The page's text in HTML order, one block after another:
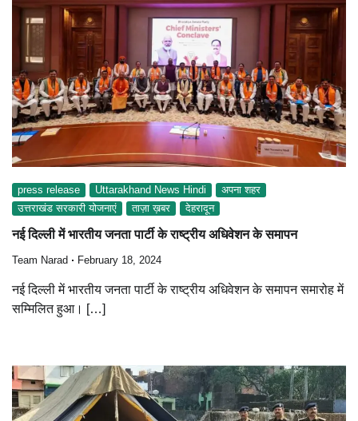
press release Uttarakhand News Hindi
अपना शहर
उत्तराखंड सरकारी योजनाएं
ताज़ा ख़बर देहरादून
नई दिल्ली में भारतीय जनता पार्टी के राष्ट्रीय अधिवेशन के समापन
Team Narad February 18, 2024
नई दिल्ली में भारतीय जनता पार्टी के राष्ट्रीय अधिवेशन के समापन समारोह में
सम्मिलित हुआ। […]